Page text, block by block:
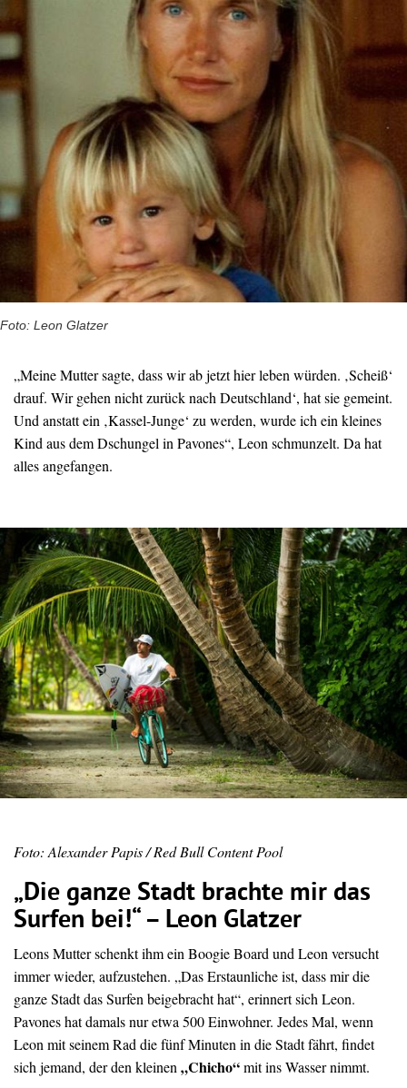
Foto: Leon Glatzer
„Meine Mutter sagte, dass wir ab jetzt hier leben würden. ‚Scheiß‘
drauf. Wir gehen nicht zurück nach Deutschland‘, hat sie gemeint.
Und anstatt ein ‚Kassel-Junge‘ zu werden, wurde ich ein kleines
Kind aus dem Dschungel in Pavones“, Leon schmunzelt. Da hat
alles angefangen.
Foto: Alexander Papis / Red Bull Content Pool
„Die ganze Stadt brachte mir das
Surfen bei!“ – Leon Glatzer
Leons Mutter schenkt ihm ein Boogie Board und Leon versucht
immer wieder, aufzustehen. „Das Erstaunliche ist, dass mir die
ganze Stadt das Surfen beigebracht hat“, erinnert sich Leon.
Pavones hat damals nur etwa 500 Einwohner. Jedes Mal, wenn
Leon mit seinem Rad die fünf Minuten in die Stadt fährt, findet
sich jemand, der den kleinen„Chicho“mit ins Wasser nimmt.